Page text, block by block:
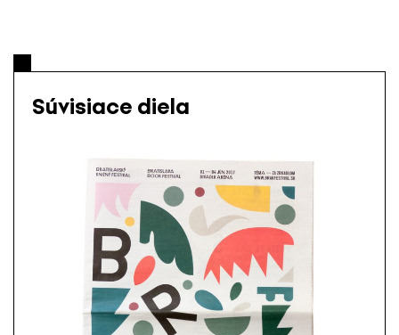
Súvisiace diela